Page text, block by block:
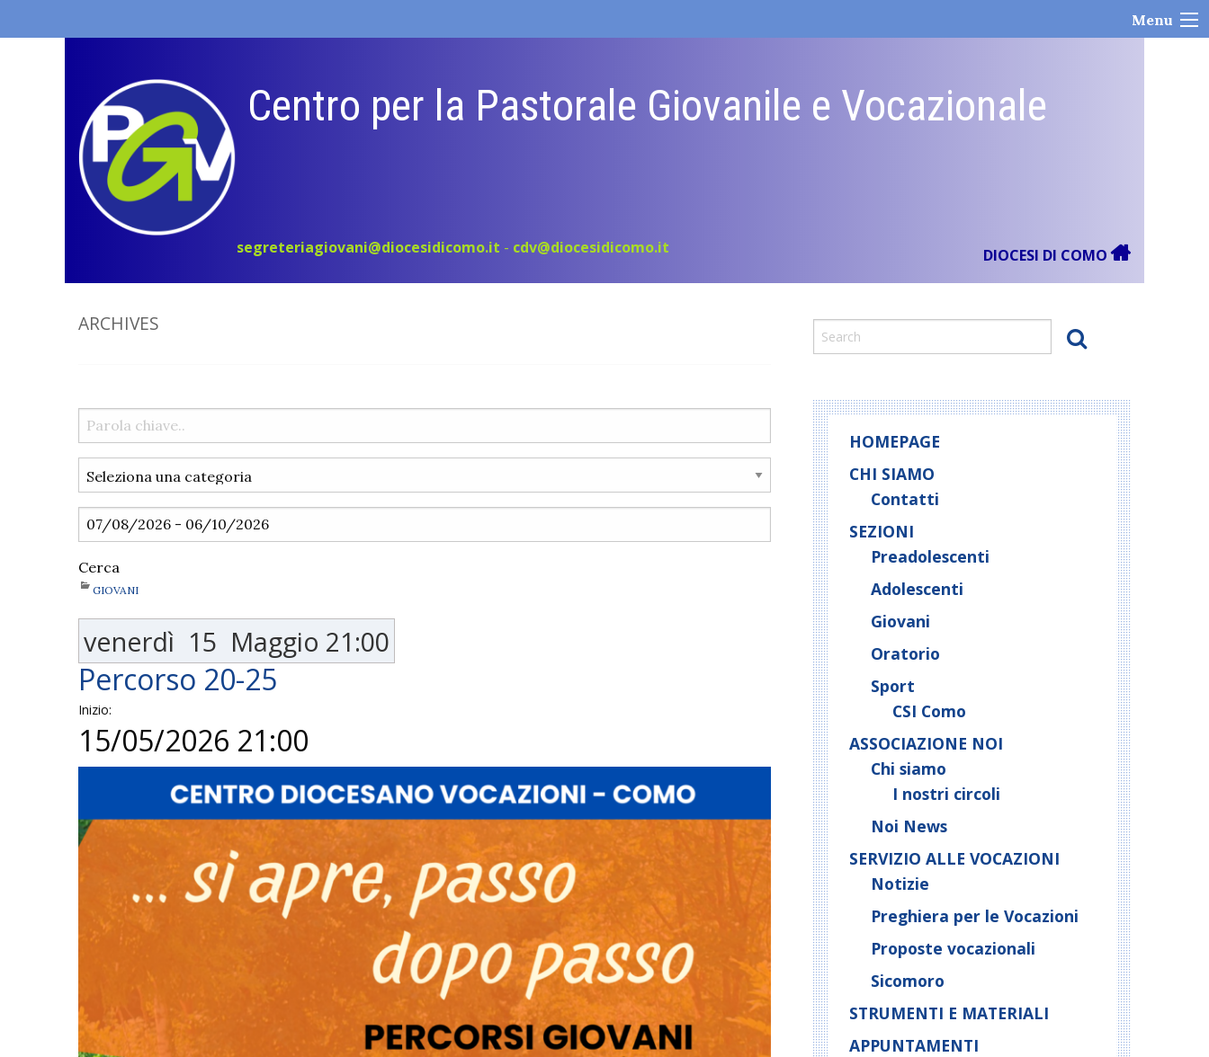
Menu
Centro per la Pastorale Giovanile e Vocazionale
segreteriagiovani@diocesidicomo.it - cdv@diocesidicomo.it DIOCESI DI COMO
ARCHIVES
Cerca
GIOVANI
venerdì 15 Maggio 21:00
Percorso 20-25
Inizio:
15/05/2026 21:00
HOMEPAGE
CHI SIAMO
Contatti
SEZIONI
Preadolescenti
Adolescenti
Giovani
Oratorio
Sport
CSI Como
ASSOCIAZIONE NOI
Chi siamo
I nostri circoli
Noi News
SERVIZIO ALLE VOCAZIONI
Notizie
Preghiera per le Vocazioni
Proposte vocazionali
Sicomoro
STRUMENTI E MATERIALI
APPUNTAMENTI